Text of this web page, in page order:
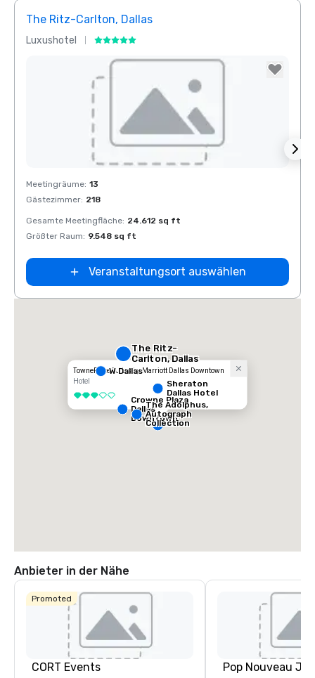
The Ritz-Carlton, Dallas
Luxushotel
Removed from favorites
Meetingräume: 13
Gästezimmer: 218
Gesamte Meetingfläche: 24.612 sq ft
Größter Raum: 9.548 sq ft
Veranstaltungsort auswählen
TownePlace Suites by Marriott Dallas Downtown
Hotel
3 von 5
The Ritz-
Carlton, Dallas
Sheraton
Dallas Hotel
Crowne Plaza
Dallas
Downtown
The Adolphus,
Autograph
Collection
W Dallas
Anbieter in der Nähe
Promoted
CORT Events